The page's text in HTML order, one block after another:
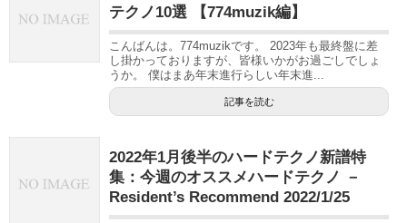
テクノ10選 【774muzik編】
こんばんは。774muzikです。 2023年も最終盤に差
し掛かっておりますが、皆様いかがお過ごしでしょ
うか。 僕はまあ年末進行らしい年末進...
記事を読む
2022年1月後半のハードテクノ新譜特
集：今週のオススメハードテクノ －
Resident’s Recommend 2022/1/25